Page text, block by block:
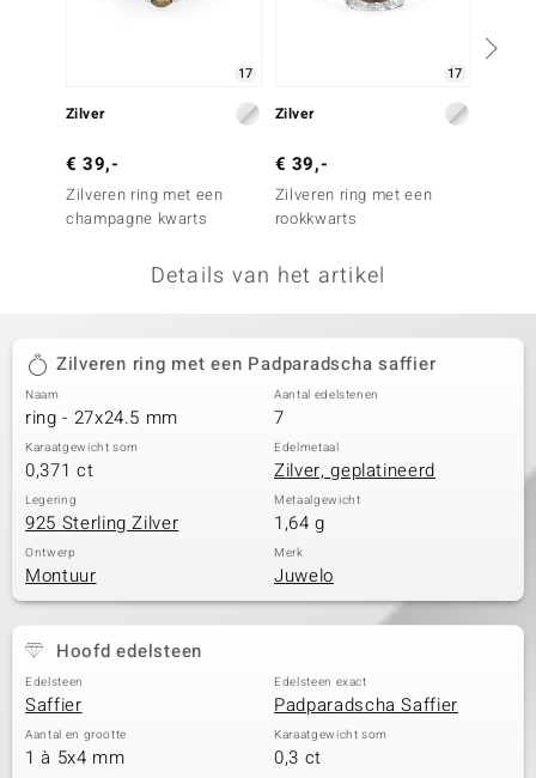
Collection
17
Zilver
€ 39,-
Zilveren ring met een
champagne kwarts
17
Zilver
€ 39,-
Zilveren ring met een
rookkwarts
Details van het artikel
Zilveren ring met een Padparadscha saffier
Naam
ring - 27x24.5 mm
Aantal edelstenen
7
Karaatgewicht som
0,371 ct
Edelmetaal
Zilver, geplatineerd
Legering
925 Sterling Zilver
Metaalgewicht
1,64 g
Ontwerp
Montuur
Merk
Juwelo
Hoofd edelsteen
Edelsteen
Saffier
Edelsteen exact
Padparadscha Saffier
Aantal en grootte
1 à 5x4 mm
Karaatgewicht som
0,3 ct